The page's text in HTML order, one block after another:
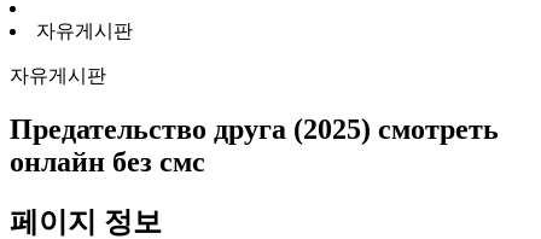
자유게시판
자유게시판
Предательство друга (2025) смотреть
онлайн без смс
페이지 정보